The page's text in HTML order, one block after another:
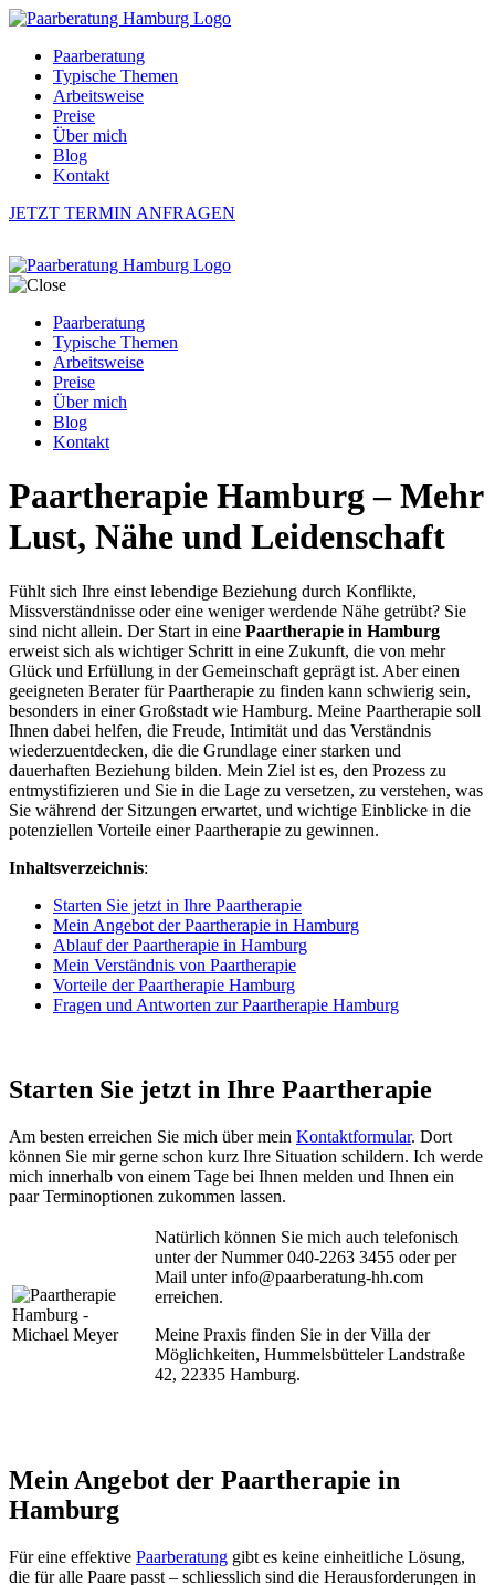
Paarberatung
Typische Themen
Arbeitsweise
Preise
Über mich
Blog
Kontakt
JETZT TERMIN ANFRAGEN
Paarberatung
Typische Themen
Arbeitsweise
Preise
Über mich
Blog
Kontakt
Paartherapie Hamburg – Mehr
Lust, Nähe und Leidenschaft
Fühlt sich Ihre einst lebendige Beziehung durch Konflikte,
Missverständnisse oder eine weniger werdende Nähe getrübt? Sie
sind nicht allein. Der Start in eine Paartherapie in Hamburg
erweist sich als wichtiger Schritt in eine Zukunft, die von mehr
Glück und Erfüllung in der Gemeinschaft geprägt ist. Aber einen
geeigneten Berater für Paartherapie zu finden kann schwierig sein,
besonders in einer Großstadt wie Hamburg. Meine Paartherapie soll
Ihnen dabei helfen, die Freude, Intimität und das Verständnis
wiederzuentdecken, die die Grundlage einer starken und
dauerhaften Beziehung bilden. Mein Ziel ist es, den Prozess zu
entmystifizieren und Sie in die Lage zu versetzen, zu verstehen, was
Sie während der Sitzungen erwartet, und wichtige Einblicke in die
potenziellen Vorteile einer Paartherapie zu gewinnen.
Inhaltsverzeichnis:
Starten Sie jetzt in Ihre Paartherapie
Mein Angebot der Paartherapie in Hamburg
Ablauf der Paartherapie in Hamburg
Mein Verständnis von Paartherapie
Vorteile der Paartherapie Hamburg
Fragen und Antworten zur Paartherapie Hamburg
Starten Sie jetzt in Ihre Paartherapie
Am besten erreichen Sie mich über mein Kontaktformular. Dort
können Sie mir gerne schon kurz Ihre Situation schildern. Ich werde
mich innerhalb von einem Tage bei Ihnen melden und Ihnen ein
paar Terminoptionen zukommen lassen.
Natürlich können Sie mich auch telefonisch
unter der Nummer 040-2263 3455 oder per
Mail unter info@paarberatung-hh.com
erreichen.
Meine Praxis finden Sie in der Villa der
Möglichkeiten, Hummelsbütteler Landstraße
42, 22335 Hamburg.
Mein Angebot der Paartherapie in
Hamburg
Für eine effektive Paarberatung gibt es keine einheitliche Lösung,
die für alle Paare passt – schliesslich sind die Herausforderungen in